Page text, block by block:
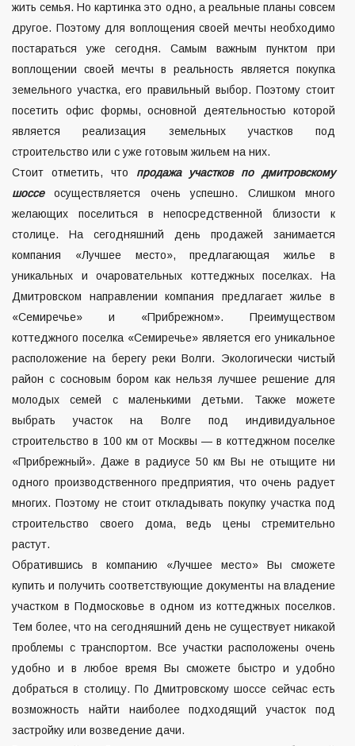
жить семья. Но картинка это одно, а реальные планы совсем
другое. Поэтому для воплощения своей мечты необходимо
постараться уже сегодня. Самым важным пунктом при
воплощении своей мечты в реальность является покупка
земельного участка, его правильный выбор. Поэтому стоит
посетить офис формы, основной деятельностью которой
является реализация земельных участков под
строительство или с уже готовым жильем на них.
Стоит отметить, что продажа участков по дмитровскому
шоссеосуществляется очень успешно. Слишком много
желающих поселиться в непосредственной близости к
столице. На сегодняшний день продажей занимается
компания «Лучшее место», предлагающая жилье в
уникальных и очаровательных коттеджных поселках. На
Дмитровском направлении компания предлагает жилье в
«Семиречье» и «Прибрежном». Преимуществом
коттеджного поселка «Семиречье» является его уникальное
расположение на берегу реки Волги. Экологически чистый
район с сосновым бором как нельзя лучшее решение для
молодых семей с маленькими детьми. Также можете
выбрать участок на Волге под индивидуальное
строительство в 100 км от Москвы — в коттеджном поселке
«Прибрежный». Даже в радиусе 50 км Вы не отыщите ни
одного производственного предприятия, что очень радует
многих. Поэтому не стоит откладывать покупку участка под
строительство своего дома, ведь цены стремительно
растут.
Обратившись в компанию «Лучшее место» Вы сможете
купить и получить соответствующие документы на владение
участком в Подмосковье в одном из коттеджных поселков.
Тем более, что на сегодняшний день не существует никакой
проблемы с транспортом. Все участки расположены очень
удобно и в любое время Вы сможете быстро и удобно
добраться в столицу. По Дмитровскому шоссе сейчас есть
возможность найти наиболее подходящий участок под
застройку или возведение дачи.